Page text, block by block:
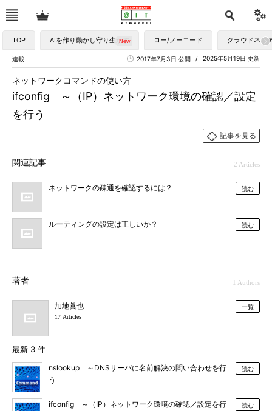
TOP AIを作り動かし守り生かす ロー/ノーコード クラウドネイ
連載 2025年5月19日 更新
2017年7月3日 公開
ifconfig ～（IP）ネットワーク環境の確認／設定
を行う
ネットワークコマンドの使い方
記事を見る
関連記事 2 Articles
ネットワークの疎通を確認するには？ 読む
ルーティングの設定は正しいか？ 読む
著者 1 Authors
加地眞也
17 Articles
一覧
最新 3 件
nslookup ～DNSサーバに名前解決の問い合わせを行
う
読む
ifconfig ～（IP）ネットワーク環境の確認／設定を行
読む